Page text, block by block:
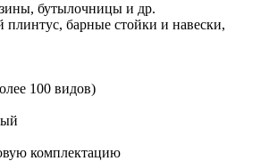
бутылочницы и др.
барные стойки и навески,
100 видов)
комплектацию